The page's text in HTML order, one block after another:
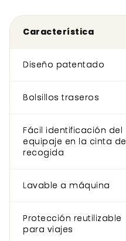
Característica
Diseño patentado
Bolsillos traseros
Fácil identificación del
equipaje en la cinta de
recogida
Lavable a máquina
Protección reutilizable
para viajes